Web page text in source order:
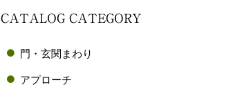
CATALOG CATEGORY
門・玄関まわり
アプローチ